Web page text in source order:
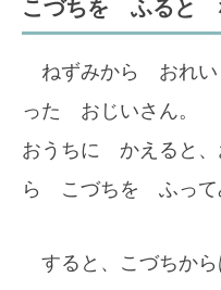
こづちを ふると
ねずみから おれ
った おじいさん。
おうちに かえると
ら こづちを ふって
すると、こづちから